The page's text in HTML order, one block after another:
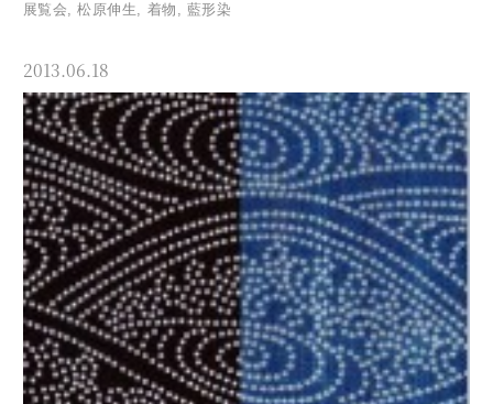
展覧会,松原伸生, 着物 , 藍形染
2013.06.18